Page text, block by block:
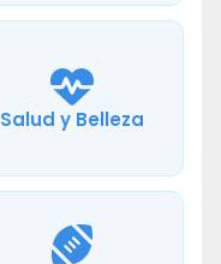
Salud y Belleza